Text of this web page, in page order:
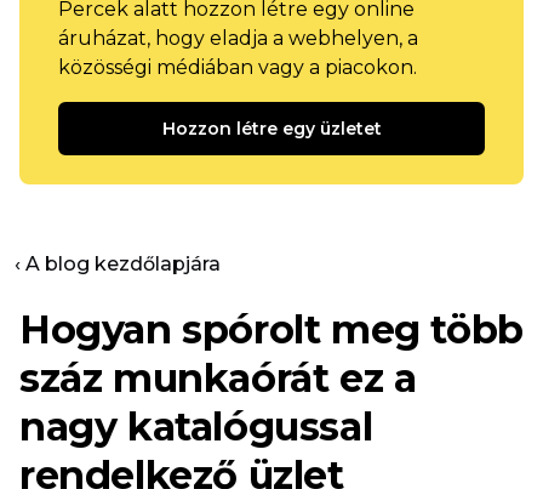
Percek alatt hozzon létre egy online
áruházat, hogy eladja a webhelyen, a
közösségi médiában vagy a piacokon.
Hozzon létre egy üzletet
‹ A blog kezdőlapjára
Hogyan spórolt meg több
száz munkaórát ez a
nagy katalógussal
rendelkező üzlet